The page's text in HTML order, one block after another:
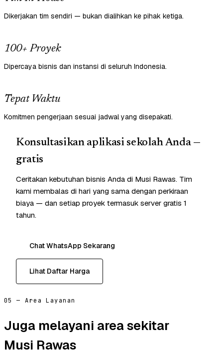
Dikerjakan tim sendiri — bukan dialihkan ke pihak ketiga.
100+ Proyek
Dipercaya bisnis dan instansi di seluruh Indonesia.
Tepat Waktu
Komitmen pengerjaan sesuai jadwal yang disepakati.
Konsultasikan aplikasi sekolah Anda —
gratis
Ceritakan kebutuhan bisnis Anda di Musi Rawas. Tim
kami membalas di hari yang sama dengan perkiraan
biaya — dan setiap proyek termasuk server gratis 1
tahun.
Chat WhatsApp Sekarang
Lihat Daftar Harga
05 — Area Layanan
Juga melayani area sekitar
Musi Rawas